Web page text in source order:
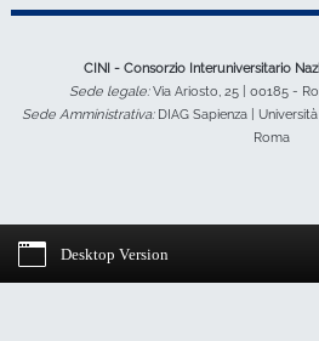
CINI - Consorzio Interuniversitario
Sede legale:Via Ariosto, 25 | 00185 -
Sede Amministrativa:DIAG Sapienza |
Roma
Desktop Version